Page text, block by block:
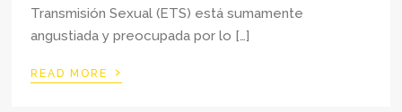
Transmisión Sexual (ETS) está sumamente
angustiada y preocupada por lo […]
READ MORE ›